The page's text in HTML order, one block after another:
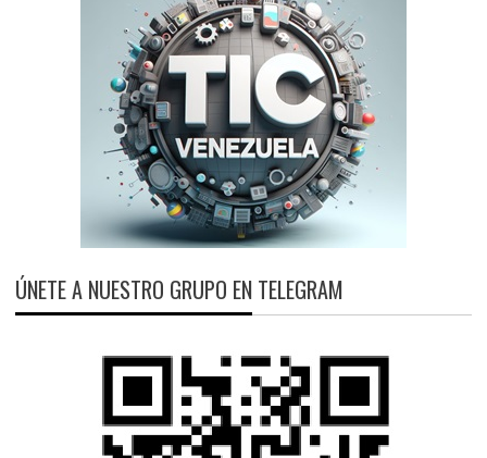
ÚNETE A NUESTRO GRUPO EN TELEGRAM